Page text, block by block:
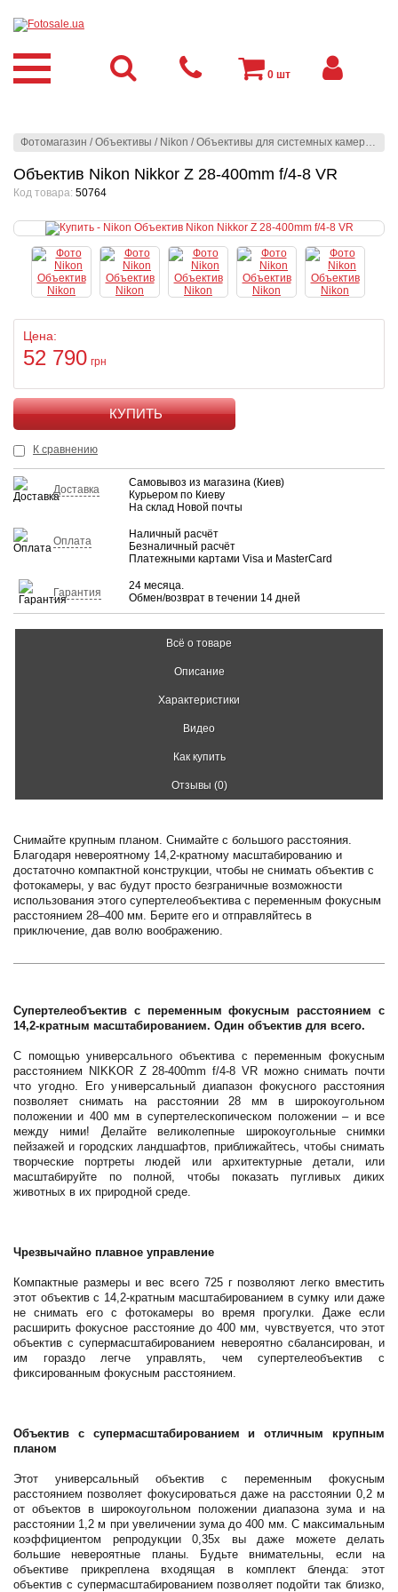
Фотомагазин /Объективы / Nikon /Объективы для системных камер /
Объектив Nikon Nikkor Z 28-400mm f/4-8 VR
Код товара: 50764
Цена:
52 790 грн
КУПИТЬ
К сравнению
Доставка
Самовывоз из магазина (Киев)
Курьером по Киеву
На склад Новой почты
Оплата
Наличный расчёт
Безналичный расчёт
Платежными картами Visa и MasterCard
Гарантия
24 месяца.
Обмен/возврат в течении 14 дней
Всё о товаре
Описание
Характеристики
Видео
Как купить
Отзывы (0)
Снимайте крупным планом. Снимайте с большого расстояния.
Благодаря невероятному 14,2-кратному масштабированию и
достаточно компактной конструкции, чтобы не снимать объектив с
фотокамеры, у вас будут просто безграничные возможности
использования этого супертелеобъектива с переменным фокусным
расстоянием 28–400 мм. Берите его и отправляйтесь в
приключение, дав волю воображению.
Супертелеобъектив с переменным фокусным расстоянием с
14,2-кратным масштабированием. Один объектив для всего.
С помощью универсального объектива с переменным фокусным
расстоянием NIKKOR Z 28-400mm f/4-8 VR можно снимать почти
что угодно. Его универсальный диапазон фокусного расстояния
позволяет снимать на расстоянии 28 мм в широкоугольном
положении и 400 мм в супертелескопическом положении – и все
между ними! Делайте великолепные широкоугольные снимки
пейзажей и городских ландшафтов, приближайтесь, чтобы снимать
творческие портреты людей или архитектурные детали, или
масштабируйте по полной, чтобы показать пугливых диких
животных в их природной среде.
Чрезвычайно плавное управление
Компактные размеры и вес всего 725 г позволяют легко вместить
этот объектив с 14,2-кратным масштабированием в сумку или даже
не снимать его с фотокамеры во время прогулки. Даже если
расширить фокусное расстояние до 400 мм, чувствуется, что этот
объектив с супермасштабированием невероятно сбалансирован, и
им гораздо легче управлять, чем супертелеобъектив с
фиксированным фокусным расстоянием.
Объектив с супермасштабированием и отличным крупным
планом
Этот универсальный объектив с переменным фокусным
расстоянием позволяет фокусироваться даже на расстоянии 0,2 м
от объектов в широкоугольном положении диапазона зума и на
расстоянии 1,2 м при увеличении зума до 400 мм. С максимальным
коэффициентом репродукции 0,35x вы даже можете делать
большие невероятные планы. Будьте внимательны, если на
объективе прикреплена входящая в комплект бленда: этот
объектив с супермасштабированием позволяет подойти так близко,
0 шт